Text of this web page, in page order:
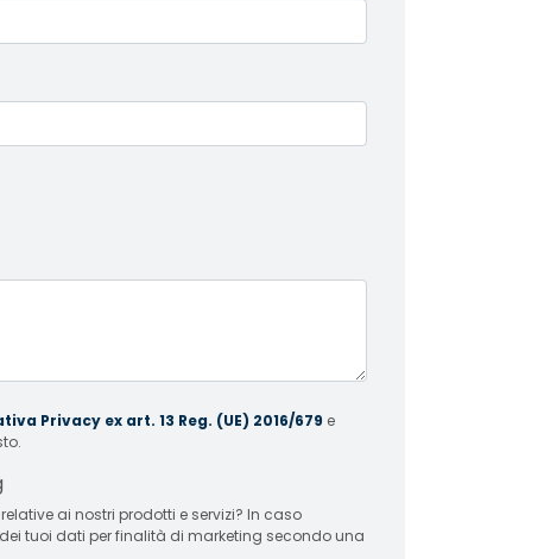
Privacy ex art. 13 Reg. (UE) 2016/679 e
ai nostri prodotti e servizi? In caso
tuoi dati per finalità di marketing secondo una